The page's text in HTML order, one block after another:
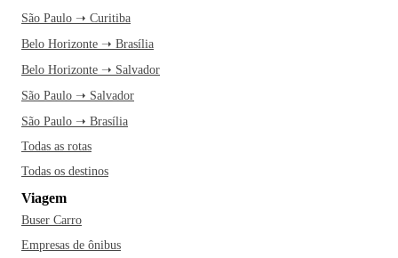
São Paulo ➝ Curitiba
Belo Horizonte ➝ Brasília
Belo Horizonte ➝ Salvador
São Paulo ➝ Salvador
São Paulo ➝ Brasília
Todas as rotas
Todas os destinos
Viagem
Buser Carro
Empresas de ônibus